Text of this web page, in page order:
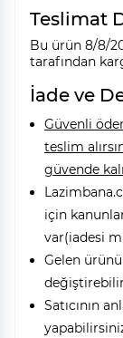
Teslimat
Bu ürün 8/8/
tarafından
İade ve
Güvenli
teslim
güvende
için
var(iadesi
Gelen
Satıcının